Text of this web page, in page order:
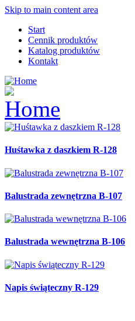
Skip to main content area
Start
Cennik produktów
Katalog produktów
Kontakt
Huśtawka z daszkiem R-128
Balustrada zewnętrzna B-107
Balustrada wewnętrzna B-106
Napis świąteczny R-129